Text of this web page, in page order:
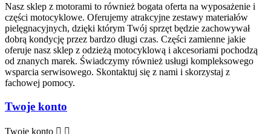
Nasz sklep z motorami to również bogata oferta na wyposażenie i
części motocyklowe. Oferujemy atrakcyjne zestawy materiałów
pielęgnacyjnych, dzięki którym Twój sprzęt będzie zachowywał
dobrą kondycję przez bardzo długi czas. Części zamienne jakie
oferuje nasz sklep z odzieżą motocyklową i akcesoriami pochodzą
od znanych marek. Świadczymy również usługi kompleksowego
wsparcia serwisowego. Skontaktuj się z nami i skorzystaj z
fachowej pomocy.
Twoje konto
Twoje konto  